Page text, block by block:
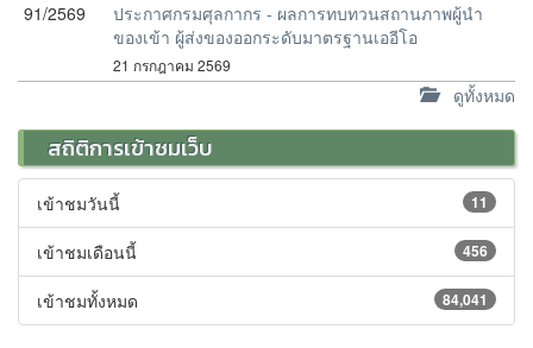
91/2569
ประกาศกรมศุลกากร - ผลการทบทวนสถานภาพผู้นำ
ของเข้า ผู้ส่งของออกระดับมาตรฐานเออีโอ
21 กรกฎาคม 2569
ดูทั้งหมด
สถิติการเข้าชมเว็บ
11
เข้าชมวันนี้
456
เข้าชมเดือนนี้
84,041
เข้าชมทั้งหมด